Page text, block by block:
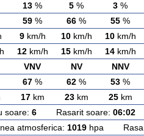
13 % 5 % 3 %
59 % 66 % 55 %
9km/h 10km/h 10km/h
12km/h 15km/h 14km/h
VNV NV NNV
67 % 62 % 53 %
17km 23km 25km
soare: 6Rasarit soare: 06:02
atmosferica: 1019hpa